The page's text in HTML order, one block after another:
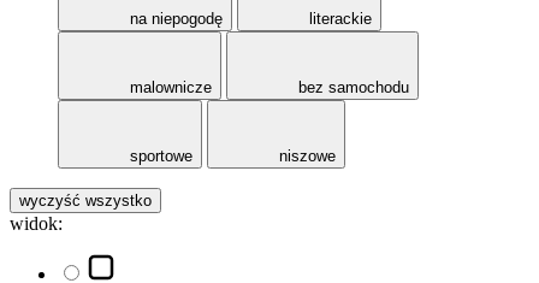
na niepogodę literackie
malownicze bez samochodu
sportowe niszowe
wyczyść wszystko
widok: